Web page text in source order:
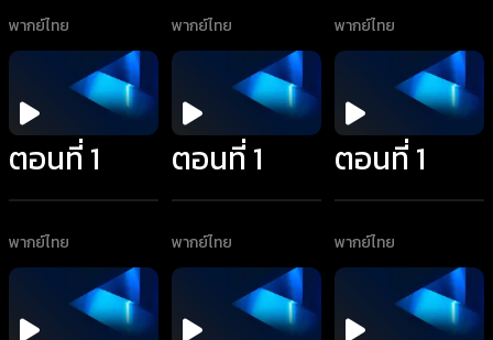
พากย์ไทย พากย์ไทย พากย์ไทย
ตอนที่ 1
พากย์ไทย
ตอนที่ 1
พากย์ไทย
ตอนที่ 1
พากย์ไทย